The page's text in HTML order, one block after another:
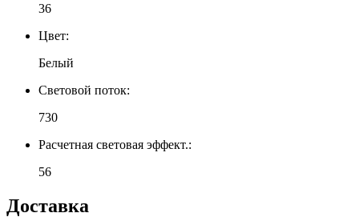
36
Цвет:
Белый
Световой поток:
730
Расчетная световая эффект.:
56
Доставка